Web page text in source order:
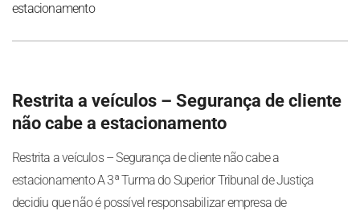
estacionamento
Restrita a veículos – Segurança de cliente
não cabe a estacionamento
Restrita a veículos – Segurança de cliente não cabe a
estacionamento A 3ª Turma do Superior Tribunal de Justiça
decidiu que não é possível responsabilizar empresa de